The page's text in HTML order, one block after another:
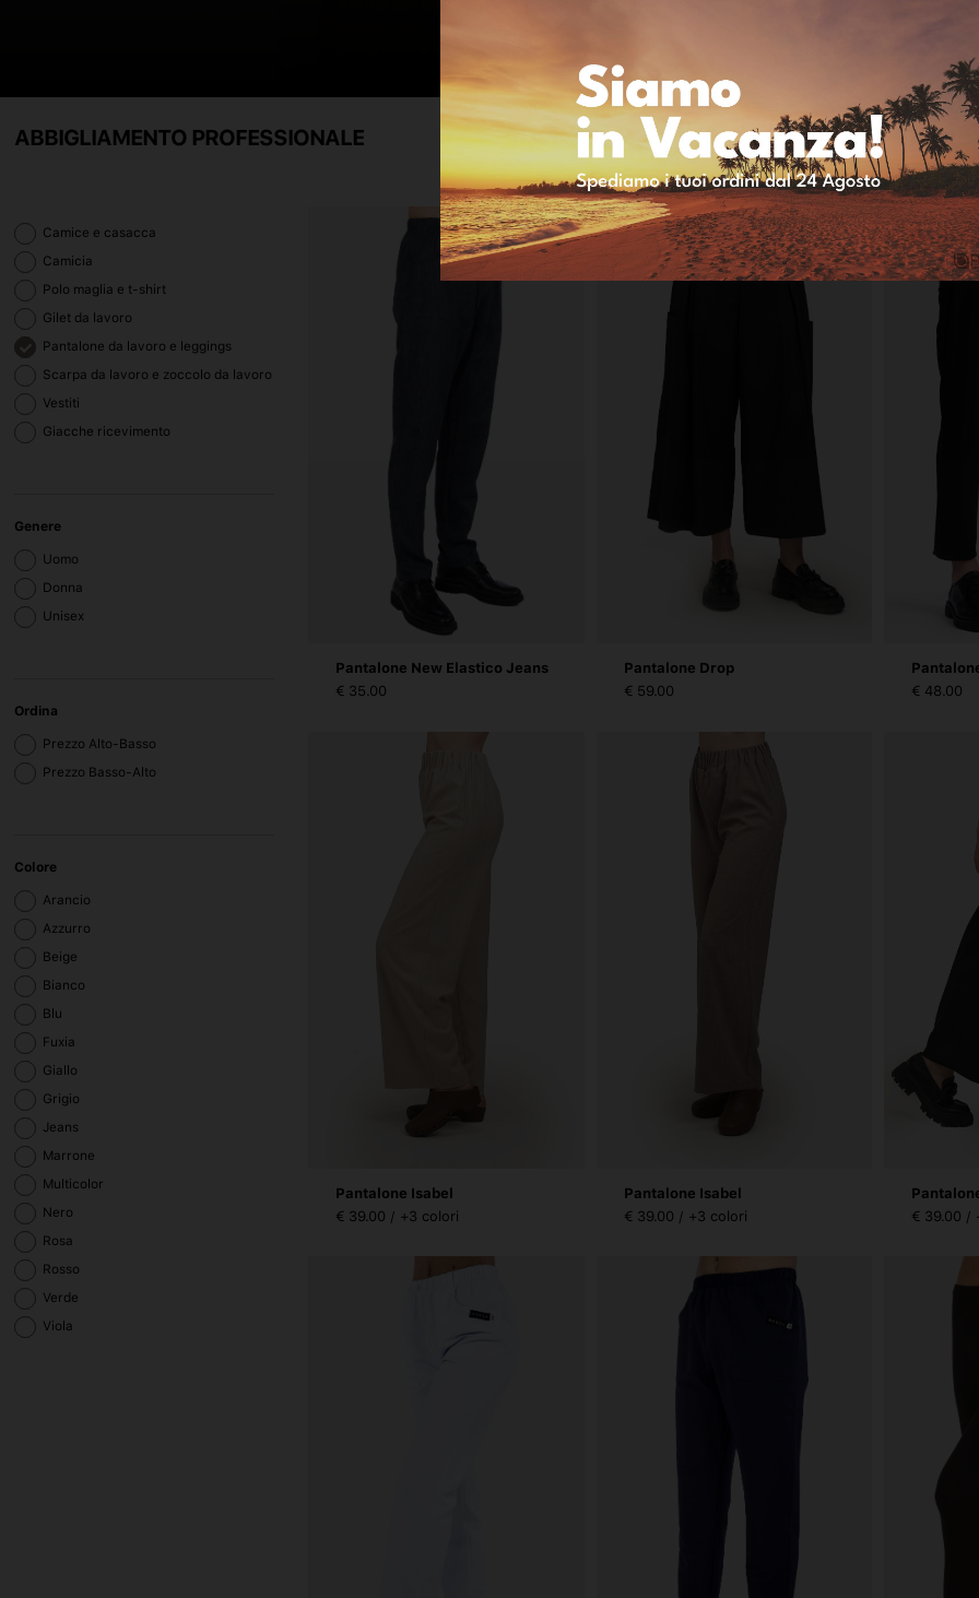
ABBIGLIAMENTO PROFESSIONALE
Camice e casacca
Camicia
Polo maglia e t-shirt
Gilet da lavoro
Pantalone da lavoro e leggings
Scarpa da lavoro e zoccolo da lavoro
Vestiti
Giacche ricevimento
Genere
Uomo
Donna
Unisex
Ordina
Prezzo Alto-Basso
Prezzo Basso-Alto
Colore
Arancio
Azzurro
Beige
Bianco
Blu
Fuxia
Giallo
Grigio
Jeans
Marrone
Multicolor
Nero
Rosa
Rosso
Verde
Viola
Pantalone New Elastico Jeans
€ 35.00
Pantalone Drop
€ 59.00
€ 48.00
Pantalone Isabel
€ 39.00 / +3 colori
Pantalone Isabel
€ 39.00 / +3 colori
€ 39.00 /